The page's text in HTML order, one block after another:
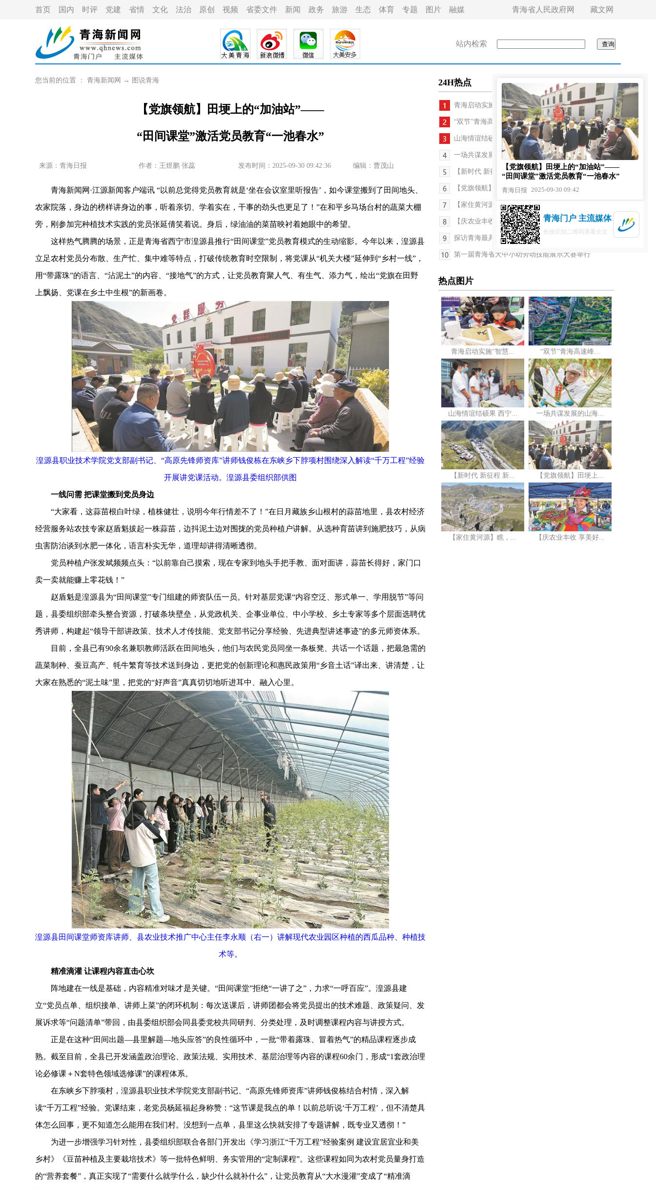
首页 国内 时评 党建 省情 文化 法治 原创 视频 省委文件 新闻 政务 旅游 生态 体育 专题 图片 融媒 青海省人民政府网 藏文网
站内检索
您当前的位置 ： 青海新闻网 → 图说青海
【党旗领航】田埂上的“加油站”——
“田间课堂”激活党员教育“一池春水”
来源：青海日报 作者： 王煜鹏 张蕊 发布时间：2025-09-30 09:42:36 编辑：曹茂山
青海新闻网·江源新闻客户端讯 “以前总觉得党员教育就是‘坐在会议室里听报告’，如今课堂搬到了田间地头、
农家院落，身边的榜样讲身边的事，听着亲切、学着实在，干事的劲头也更足了！”在和平乡马场台村的蔬菜大棚
旁，刚参加完种植技术实践的党员张延倩笑着说。身后，绿油油的菜苗映衬着她眼中的希望。
这样热气腾腾的场景，正是青海省西宁市湟源县推行“田间课堂”党员教育模式的生动缩影。今年以来，湟源县
立足农村党员分布散、生产忙、集中难等特点，打破传统教育时空限制，将党课从“机关大楼”延伸到“乡村一线”，
用“带露珠”的语言、“沾泥土”的内容、“接地气”的方式，让党员教育聚人气、有生气、添力气，绘出“党旗在田野
上飘扬、党课在乡土中生根”的新画卷。
湟源县职业技术学院党支部副书记、“高原先锋师资库”讲师钱俊栋在东峡乡下脖项村围绕深入解读“千万工程”经验
开展讲党课活动。湟源县委组织部供图
一线问需 把课堂搬到党员身边
“大家看，这蒜苗根白叶绿，植株健壮，说明今年行情差不了！”在日月藏族乡山根村的蒜苗地里，县农村经济
经营服务站农技专家赵盾魁拔起一株蒜苗，边抖泥土边对围拢的党员种植户讲解。从选种育苗讲到施肥技巧，从病
虫害防治谈到水肥一体化，语言朴实无华，道理却讲得清晰透彻。
党员种植户张发斌频频点头：“以前靠自己摸索，现在专家到地头手把手教、面对面讲，蒜苗长得好，家门口
卖一卖就能赚上零花钱！”
赵盾魁是湟源县为“田间课堂”专门组建的师资队伍一员。针对基层党课“内容空泛、形式单一、学用脱节”等问
题，县委组织部牵头整合资源，打破条块壁垒，从党政机关、企事业单位、中小学校、乡土专家等多个层面选聘优
秀讲师，构建起“领导干部讲政策、技术人才传技能、党支部书记分享经验、先进典型讲述事迹”的多元师资体系。
目前，全县已有90余名兼职教师活跃在田间地头，他们与农民党员同坐一条板凳、共话一个话题，把最急需的
蔬菜制种、蚕豆高产、牦牛繁育等技术送到身边，更把党的创新理论和惠民政策用“乡音土话”译出来、讲清楚，让
大家在熟悉的“泥土味”里，把党的“好声音”真真切切地听进耳中、融入心里。
湟源县田间课堂师资库讲师、县农业技术推广中心主任李永顺（右一）讲解现代农业园区种植的西瓜品种、种植技
术等。
精准滴灌 让课程内容直击心坎
阵地建在一线是基础，内容精准对味才是关键。“田间课堂”拒绝“一讲了之”，力求“一呼百应”。湟源县建
立“党员点单、组织接单、讲师上菜”的闭环机制：每次送课后，讲师团都会将党员提出的技术难题、政策疑问、发
展诉求等“问题清单”带回，由县委组织部会同县委党校共同研判、分类处理，及时调整课程内容与讲授方式。
正是在这种“田间出题—县里解题—地头应答”的良性循环中，一批“带着露珠、冒着热气”的精品课程逐步成
熟。截至目前，全县已开发涵盖政治理论、政策法规、实用技术、基层治理等内容的课程60余门，形成“1套政治理
论必修课＋N套特色领域选修课”的课程体系。
在东峡乡下脖项村，湟源县职业技术学院党支部副书记、“高原先锋师资库”讲师钱俊栋结合村情，深入解
读“千万工程”经验。党课结束，老党员杨延福起身称赞：“这节课是我点的单！以前总听说‘千万工程’，但不清楚具
体怎么回事，更不知道怎么能用在我们村。没想到一点单，县里这么快就安排了专题讲解，既专业又透彻！”
为进一步增强学习针对性，县委组织部联合各部门开发出《学习浙江“千万工程”经验案例 建设宜居宜业和美
乡村》《豆苗种植及主要栽培技术》等一批特色鲜明、务实管用的“定制课程”。这些课程如同为农村党员量身打造
的“营养套餐”，真正实现了“需要什么就学什么，缺少什么就补什么”，让党员教育从“大水漫灌”变成了“精准滴
24H热点
青海启动实施“智慧教育试点区（校）”工程
“双节”青海高速峰值或达56万辆
山海情谊结硕果 西宁淬炼“带不走的医疗队”
一场共谋发展的山海之约——印尼专业集团党干部考...
【新时代 新征程 新伟业·高质量发展调研行】这条穿...
【党旗领航】田埂上的“加油站”——“田间课堂”...
【家住黄河源】瞧，梧桐村！桥，新通途！
【庆农业丰收 享美好生活】青海互助县举办庆国庆迎...
探访青海最具影响力车展布展现场
第一届青海省大中小幼劳动技能展示大赛举行
热点图片
青海启动实施“智慧... “双节”青海高速峰...
山海情谊结硕果 西宁... 一场共谋发展的山海...
【新时代 新征程 新... 【党旗领航】田埂上...
【家住黄河源】瞧，... 【庆农业丰收 享美好...
【党旗领航】田埂上的“加油站”——
“田间课堂”激活党员教育“一池春水”
青海日报 2025-09-30 09:42
青海门户 主流媒体
长按识别二维码查看全文